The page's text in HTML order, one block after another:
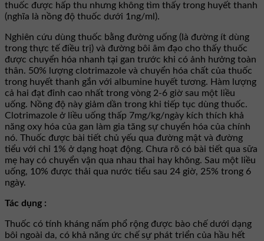
thuốc được hấp thu nhưng không tìm thấy trong huyết thanh
(nghĩa là nồng độ thuốc dưới 1ng/ml).
Nghiên cứu dùng thuốc bằng đường uống (là đường ít dùng
trong thực tế điều trị) và đường bôi âm đạo cho thấy thuốc
được chuyển hóa nhanh tại gan trước khi có ảnh hưởng toàn
thân. 50% lượng clotrimazole và chuyển hóa chất của thuốc
trong huyết thanh gắn với albumine huyết tương. Hàm lượng
cả hai đạt đỉnh cao nhất trong vòng 2-6 giờ sau một liều
uống. Nồng độ này giảm dần trong khi tiếp tục dùng thuốc.
Clotrimazole ở liều uống thấp 7mg/kg/ngày kích thích khả
năng oxy hóa của gan làm gia tăng sự chuyển hóa của chính
nó. Thuốc được bài tiết chủ yếu qua đường mật và đường
tiểu với chỉ 1% ở dạng hoạt động. Chưa rõ có bài tiết qua sữa
mẹ hay có chuyển vận qua nhau thai hay không. Sau một liều
uống, 10% được thải qua nước tiểu sau 24 giờ, 25% trong 6
ngày.
Tác dụng :
Thuốc có tính kháng nấm phổ rộng được bào chế dưới dạng
bôi ngoài da, có khả năng ức chế sự phát triển của hầu hết